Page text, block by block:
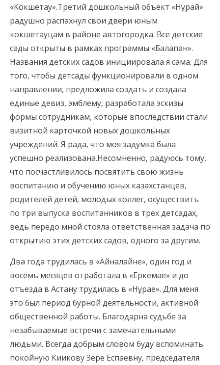
«Кокшетау».Третий дошкольный объект «Нұрай»
радушно распахнул свои двери юным
кокшетауцам в районе автогородка. Все детские
сады открыты в рамках программы «Балапан».
Названия детских садов инициировала я сама. Для
того, чтобы детсады функционировали в одном
направлении, предложила создать и создала
единые девиз, эмблему, разработала эскизы
формы сотрудникам, которые впоследствии стали
визитной карточкой новых дошкольных
учреждений. Я рада, что моя задумка была
успешно реализована.Несомненно, радуюсь тому,
что посчастливилось посвятить свою жизнь
воспитанию и обучению юных казахстанцев,
родителей детей, молодых коллег, осуществить
по три выпуска воспитанников в трех детсадах,
ведь передо мной стояла ответственная задача по
открытию этих детских садов, одного за другим.
Два года трудилась в «Айналайне», один год и
восемь месяцев отработала в «Еркемае» и до
отъезда в Астану трудилась в «Нұрае». Для меня
это был период бурной деятельности, активной
общественной работы. Благодарна судьбе за
незабываемые встречи с замечательными
людьми. Всегда добрым словом буду вспоминать
покойную Киикову Зере Еспаевну, председателя